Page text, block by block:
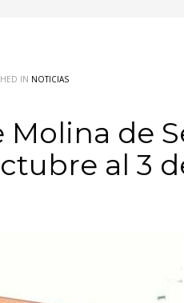
IN NOTICIAS
de
al 3